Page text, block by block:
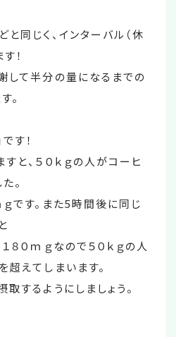
同じく、インターバル（休
！
して半分の量になるまでの
。
す！
と、５０ｋｇの人がコーヒ
。
です。また5時間後に同じ
８０ｍｇなので５０ｋｇの人
えてしまいます。
するようにしましょう。